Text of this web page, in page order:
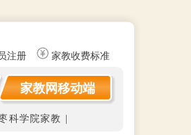
、社会实践兼职信息的服务平台。
注册 家教收费标准
家教网移动端
科学院家教